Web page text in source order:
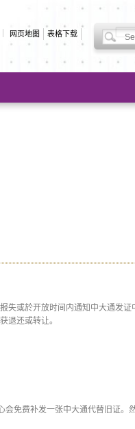
表格下载
网页地图
失或於开放时间内通知中大通发证
退还或转让。
会免费补发一张中大通代替旧证